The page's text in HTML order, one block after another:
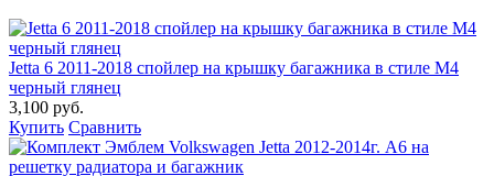
Jetta 6 2011-2018 спойлер на крышку багажника в стиле M4
черный глянец
3,100 руб.
Купить Сравнить